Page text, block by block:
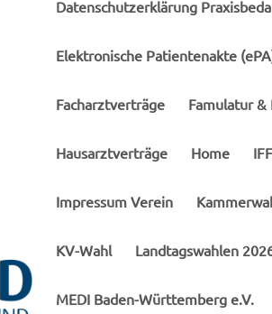
Datenschutzerklärung
Elektronische Patientenakte
Facharztverträge Famulatur &
Hausarztverträge Home
Impressum Verein
KV-Wahl Landtagswahlen
MEDI Baden-Württemberg e.V.